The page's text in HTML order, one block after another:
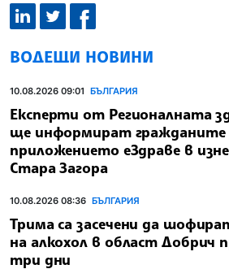
ВОДЕЩИ НОВИНИ
10.08.2026 09:01 БЪЛГАРИЯ
Експерти от Регионалната
ще информират гражданите
приложението еЗдраве в
Стара Загора
10.08.2026 08:36 БЪЛГАРИЯ
Трима са засечени да
на алкохол в област Добрич
три дни